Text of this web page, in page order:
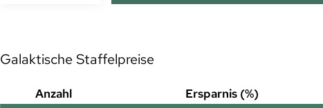
Galaktische Staffelpreise
Anzahl Ersparnis (%)